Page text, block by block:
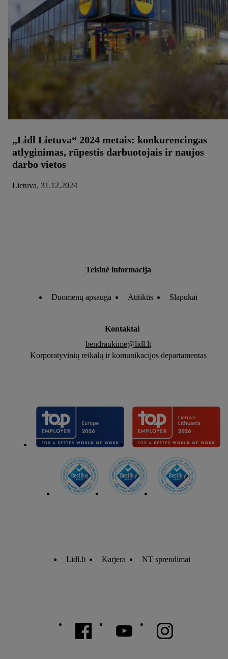
„Lidl Lietuva“ 2024 metais: konkurencingas
atlyginimas, rūpestis darbuotojais ir naujos
darbo vietos
Lietuva, 31.12.2024
Teisinė informacija
Duomenų apsauga Atitiktis Slapukai
Kontaktai
bendraukime@lidl.lt
Korporatyvinių reikalų ir komunikacijos departamentas
Lidl.lt Karjera NT sprendimai